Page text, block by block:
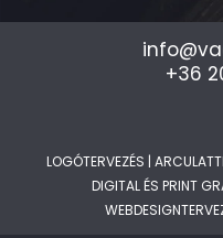
+36
LOGÓTERVEZÉS |
DIGITAL ÉS PRINT